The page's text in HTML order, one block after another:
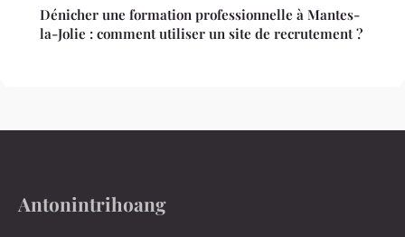
Dénicher une formation professionnelle à Mantes-
la-Jolie : comment utiliser un site de recrutement ?
Antonintrihoang